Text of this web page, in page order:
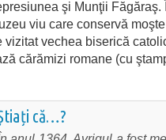
şi Munţii
viu care conservă
vizitat vechea biserică
cărămizi romane (cu
că…?